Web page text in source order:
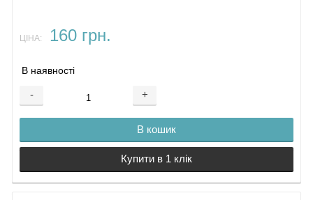
ЦІНА: 160 грн.
В наявності
- +
В кошик
Купити в 1 клік